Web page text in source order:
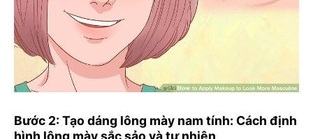
Bước 2: Tạo dáng lông mày nam tính: Cách định
hình lông mày sắc sảo và tự nhiên